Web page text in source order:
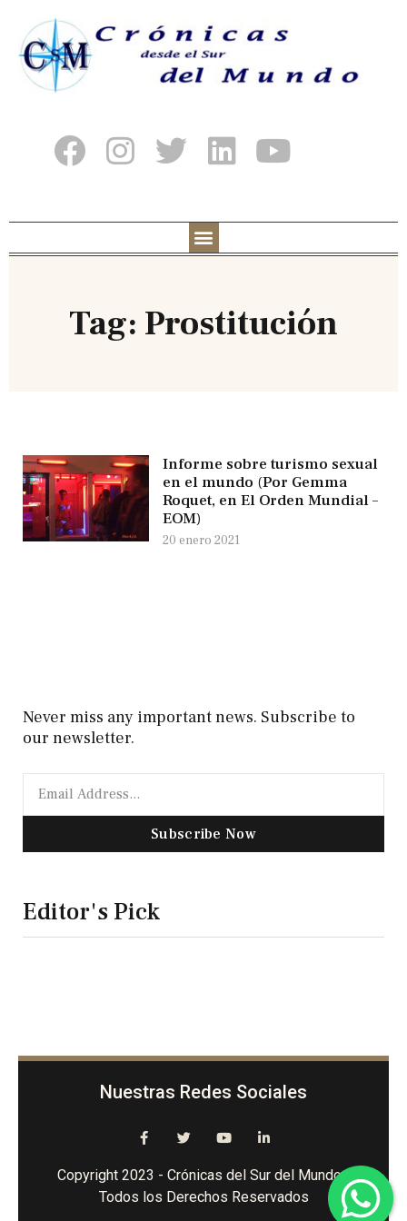
Tag: Prostitución
Informe sobre turismo sexual
en el mundo (Por Gemma
Roquet, en El Orden Mundial –
EOM)
20 enero 2021
Never miss any important news. Subscribe to
our newsletter.
Subscribe Now
Editor's Pick
Nuestras Redes Sociales
Copyright 2023 - Crónicas del Sur del Mundo -
Todos los Derechos Reservados